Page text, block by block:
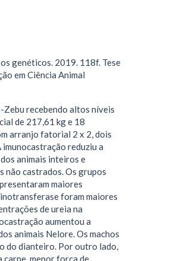
genéticos. 2019. 118f. Tese
em Ciência Animal
recebendo altos níveis
de 217,61 kg e 18
arranjo fatorial 2 x 2, dois
reduziu a
animais inteiros e
não castrados. Os grupos
maiores
foram maiores
de ureia na
aumentou a
animais Nelore. Os machos
do dianteiro. Por outro lado,
carne, menor força de